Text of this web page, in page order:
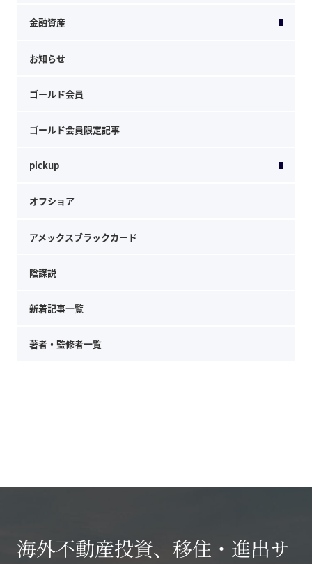
金融資産
お知らせ
ゴールド会員
ゴールド会員限定記事
pickup
オフショア
アメックスブラックカード
陰謀説
新着記事一覧
著者・監修者一覧
海外不動産投資、移住・進出サ